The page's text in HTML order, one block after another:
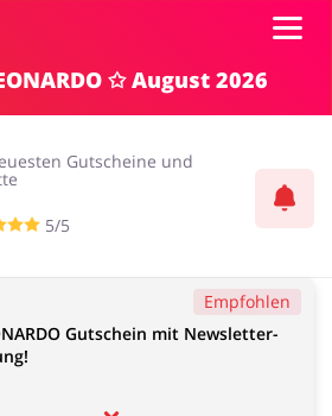
Einloggen
✩ August 2026
Gutscheine und
5/5
Empfohlen
Gutschein mit Newsletter-